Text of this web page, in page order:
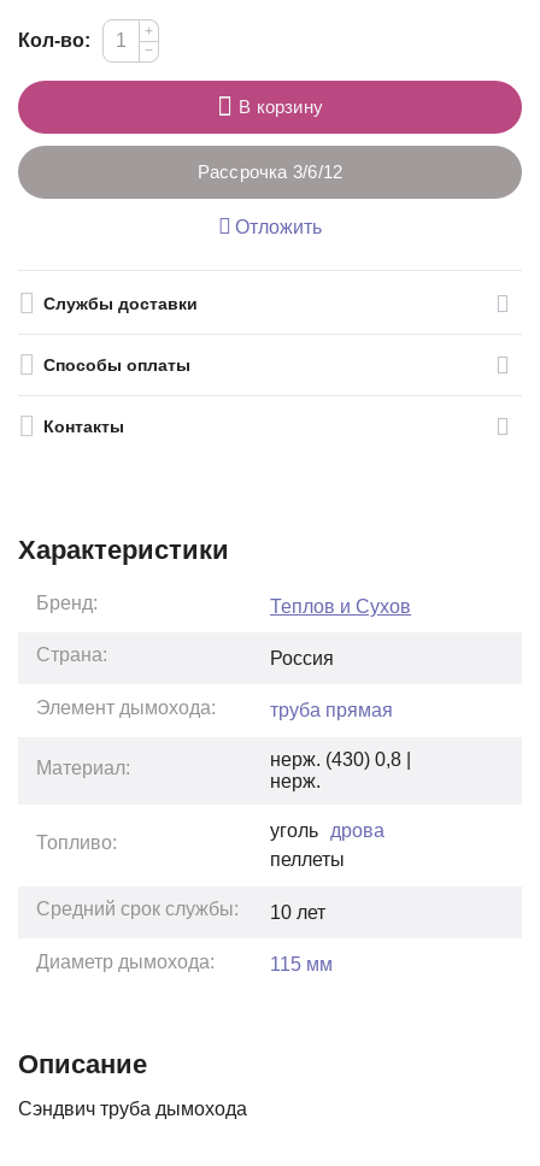
Кол-во:
+
−
В корзину
Рассрочка 3/6/12
Отложить
Службы доставки
Способы оплаты
Контакты
Характеристики
Бренд: Теплов и Сухов
Страна: Россия
Элемент дымохода: труба прямая
Материал:
нерж. (430) 0,8 |
нерж.
Топливо:
уголь
дрова
пеллеты
Средний срок службы: 10 лет
Диаметр дымохода: 115 мм
Описание
Сэндвич труба дымохода